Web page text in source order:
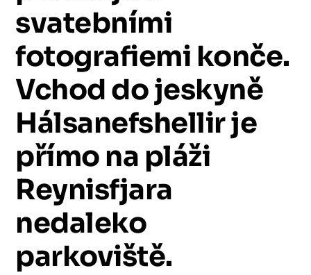
svatebními
fotografiemi konče.
Vchoddojeskyně
Hálsanefshellirje
přímo na pláži
Reynisfjara
nedaleko
parkoviště.